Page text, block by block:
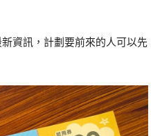
新資訊，計劃要前來的人可以先